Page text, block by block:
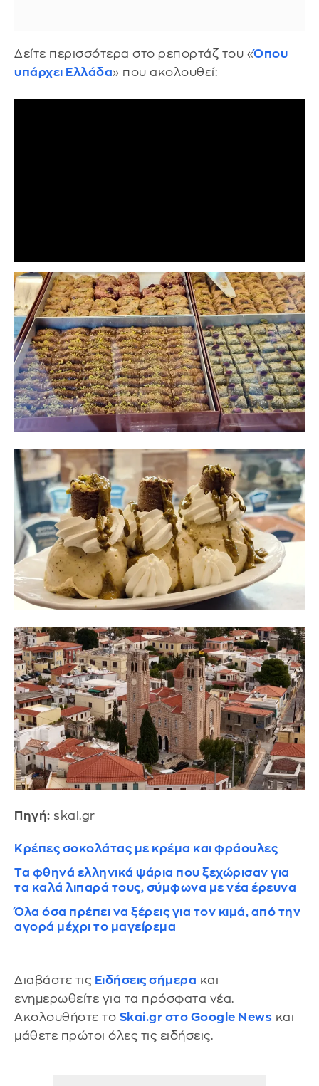
Δείτε περισσότερα στο ρεπορτάζ του «Όπου
υπάρχει Ελλάδα» που ακολουθεί:
Πηγή: skai.gr
Κρέπες σοκολάτας με κρέμα και φράουλες
Τα φθηνά ελληνικά ψάρια που ξεχώρισαν για
τα καλά λιπαρά τους, σύμφωνα με νέα έρευνα
Όλα όσα πρέπει να ξέρεις για τον κιμά, από την
αγορά μέχρι το μαγείρεμα
Διαβάστε τις Ειδήσεις σήμερα και
ενημερωθείτε για τα πρόσφατα νέα.
Ακολουθήστε το Skai.gr στο Google News και
μάθετε πρώτοι όλες τις ειδήσεις.